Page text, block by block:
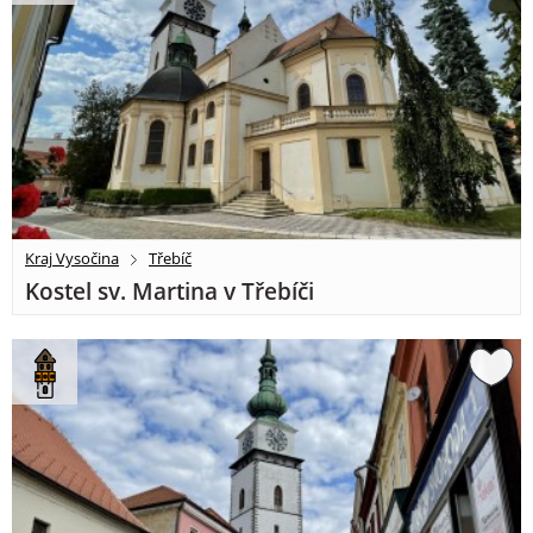
Kraj Vysočina Třebíč
Kostel sv. Martina v Třebíči